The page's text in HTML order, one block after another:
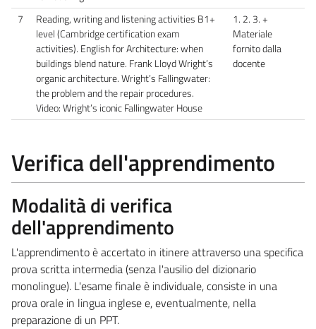
7
Reading, writing and listening activities B1+
level (Cambridge certification exam
activities). English for Architecture: when
buildings blend nature. Frank Lloyd Wright’s
organic architecture. Wright’s Fallingwater:
the problem and the repair procedures.
Video: Wright’s iconic Fallingwater House
1. 2. 3. +
Materiale
fornito dalla
docente
Verifica dell'apprendimento
Modalità di verifica
dell'apprendimento
L'apprendimento è accertato in itinere attraverso una specifica
prova scritta intermedia (senza l'ausilio del dizionario
monolingue). L'esame finale è individuale, consiste in una
prova orale in lingua inglese e, eventualmente, nella
preparazione di un PPT.